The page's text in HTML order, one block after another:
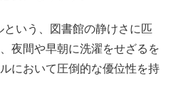
いう、図書館の静けさに匹
夜間や早朝に洗濯をせざるを
において圧倒的な優位性を持